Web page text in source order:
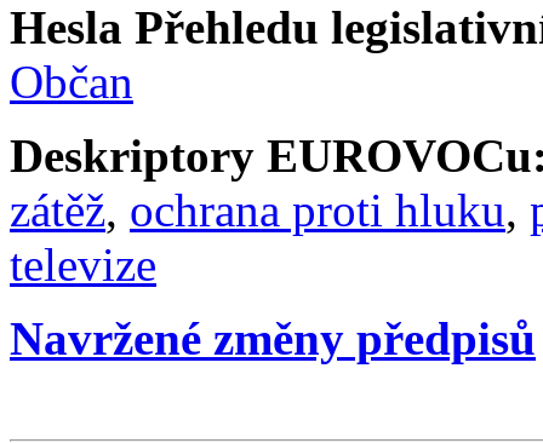
Hesla Přehledu
Občan
Deskriptory
zátěž, ochrana proti hluku,
televize
Navržené změny předpisů